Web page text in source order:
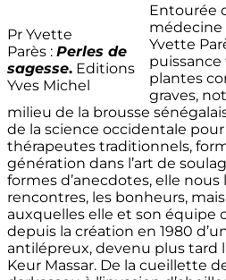
Pr Yvette
Parès : Perles de
sagesse. Editions
Yves Michel
Entourée
médecine
Yvette
plantes
graves,
milieu de la brousse
de la science occidentale
thérapeutes traditionnels,
génération dans l’art de
formes d’anecdotes, elle nous
rencontres, les bonheurs,
auxquelles elle et son équipe
depuis la création en 1980
antilépreux, devenu plus tard
Keur Massar. De la cueillette